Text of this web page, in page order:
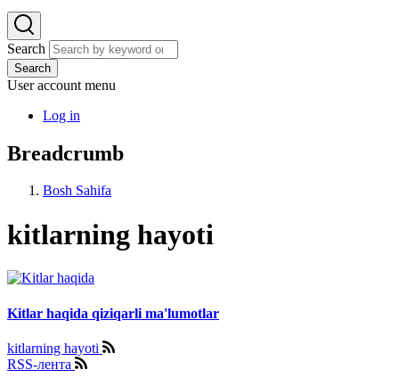
Search
Search
User account menu
Log in
Breadcrumb
Bosh Sahifa
kitlarning hayoti
Kitlar haqida qiziqarli ma'lumotlar
kitlarning hayoti
RSS-лента